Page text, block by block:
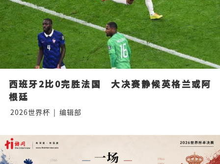
西班牙2比0完胜法国　大决赛静候英格兰或阿
根廷
2026世界杯 | 编辑部